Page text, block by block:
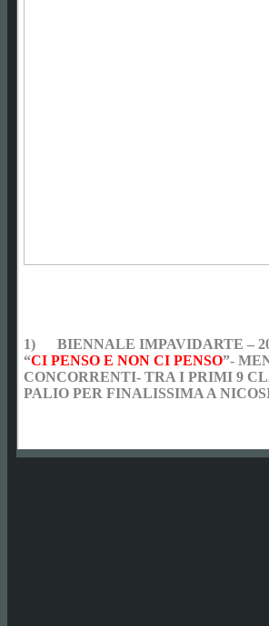
1)
BIENNALE IMPAVIDARTE –
“CI PENSO E NON CI PENSO”-
CONCORRENTI- TRA I PRIMI 9
PALIO PER FINALISSIMA A